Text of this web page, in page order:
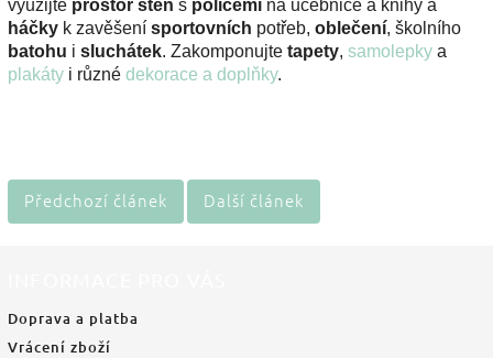
využijte prostor stěn s policemi na učebnice a knihy a
háčky k zavěšení sportovních potřeb, oblečení, školního
batohu i sluchátek. Zakomponujte tapety, samolepky a
plakáty i různé dekorace a doplňky.
Předchozí článek Další článek
Doprava a platba
Vrácení zboží